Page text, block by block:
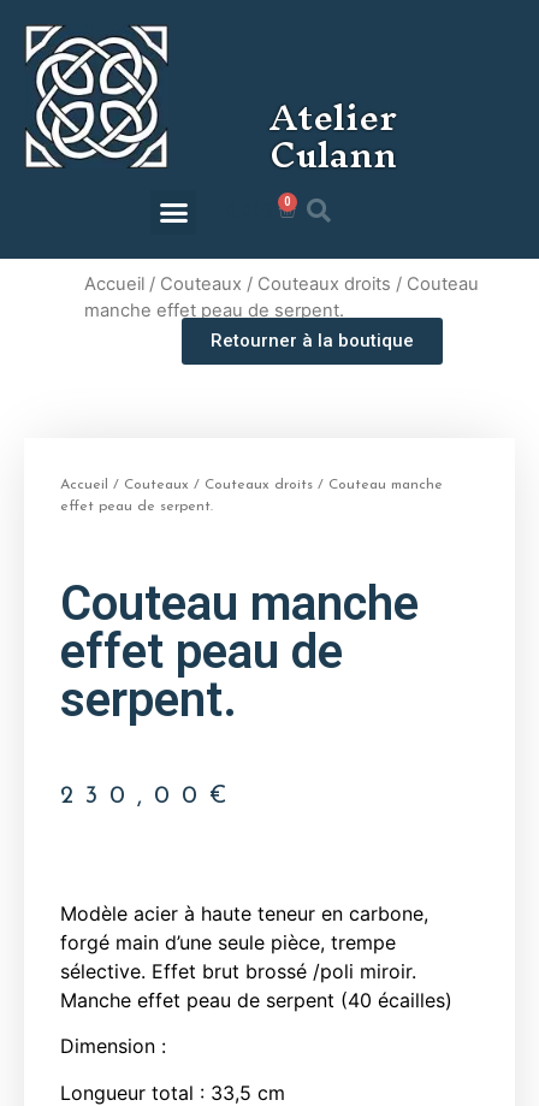
Atelier
Culann
0
Accueil / Couteaux / Couteaux droits / Couteau
manche effet peau de serpent.
Retourner à la boutique
Accueil / Couteaux / Couteaux droits / Couteau manche
effet peau de serpent.
Couteau manche
effet peau de
serpent.
230,00 €
Modèle acier à haute teneur en carbone,
forgé main d’une seule pièce, trempe
sélective. Effet brut brossé /poli miroir.
Manche effet peau de serpent (40 écailles)
Dimension :
Longueur total : 33,5 cm